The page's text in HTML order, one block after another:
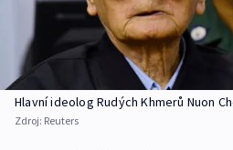
Hlavní ideolog Rudých Khmerů Nuon
Zdroj: Reuters